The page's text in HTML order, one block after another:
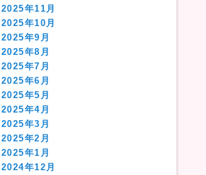
2025年11月
2025年10月
2025年9月
2025年8月
2025年7月
2025年6月
2025年5月
2025年4月
2025年3月
2025年2月
2025年1月
2024年12月